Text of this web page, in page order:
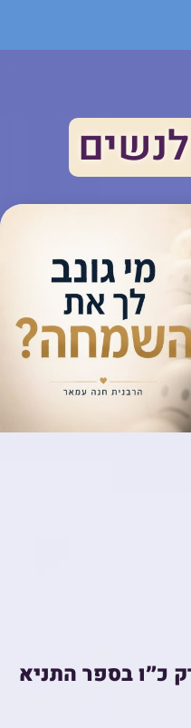
כ״ו בספר התניא